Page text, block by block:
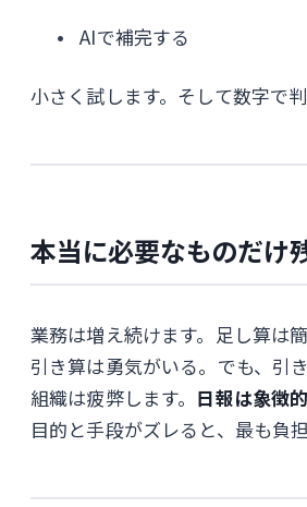
AIで補完する
小さく試します。そして数字で判
本当に必要なものだけ
業務は増え続けます。足し算は簡
引き算は勇気がいる。でも、引
組織は疲弊します。 日報は象徴
目的と手段がズレると、最も負